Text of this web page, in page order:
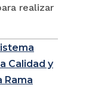
realizar
Calidad y
Rama